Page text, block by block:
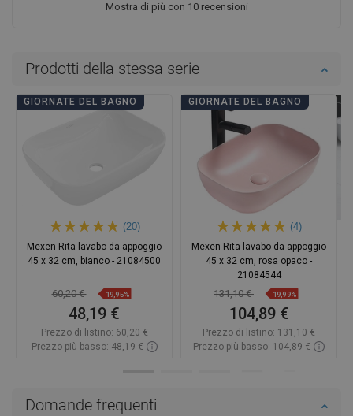
Domande frequenti
Mostra di più con 10 recensioni
Prodotti della stessa serie
GIORNATE DEL BAGNO
(20)
Mexen Rita lavabo da appoggio
45 x 32 cm, bianco - 21084500
60,20 € -19,95%
48,19 €
Prezzo di listino: 60,20 €
Prezzo più basso: 48,19 €
GIORNATE DEL BAGNO
(4)
Mexen Rita lavabo da appoggio
45 x 32 cm, rosa opaco -
21084544
131,10 € -19,99%
104,89 €
Prezzo di listino: 131,10 €
Prezzo più basso: 104,89 €